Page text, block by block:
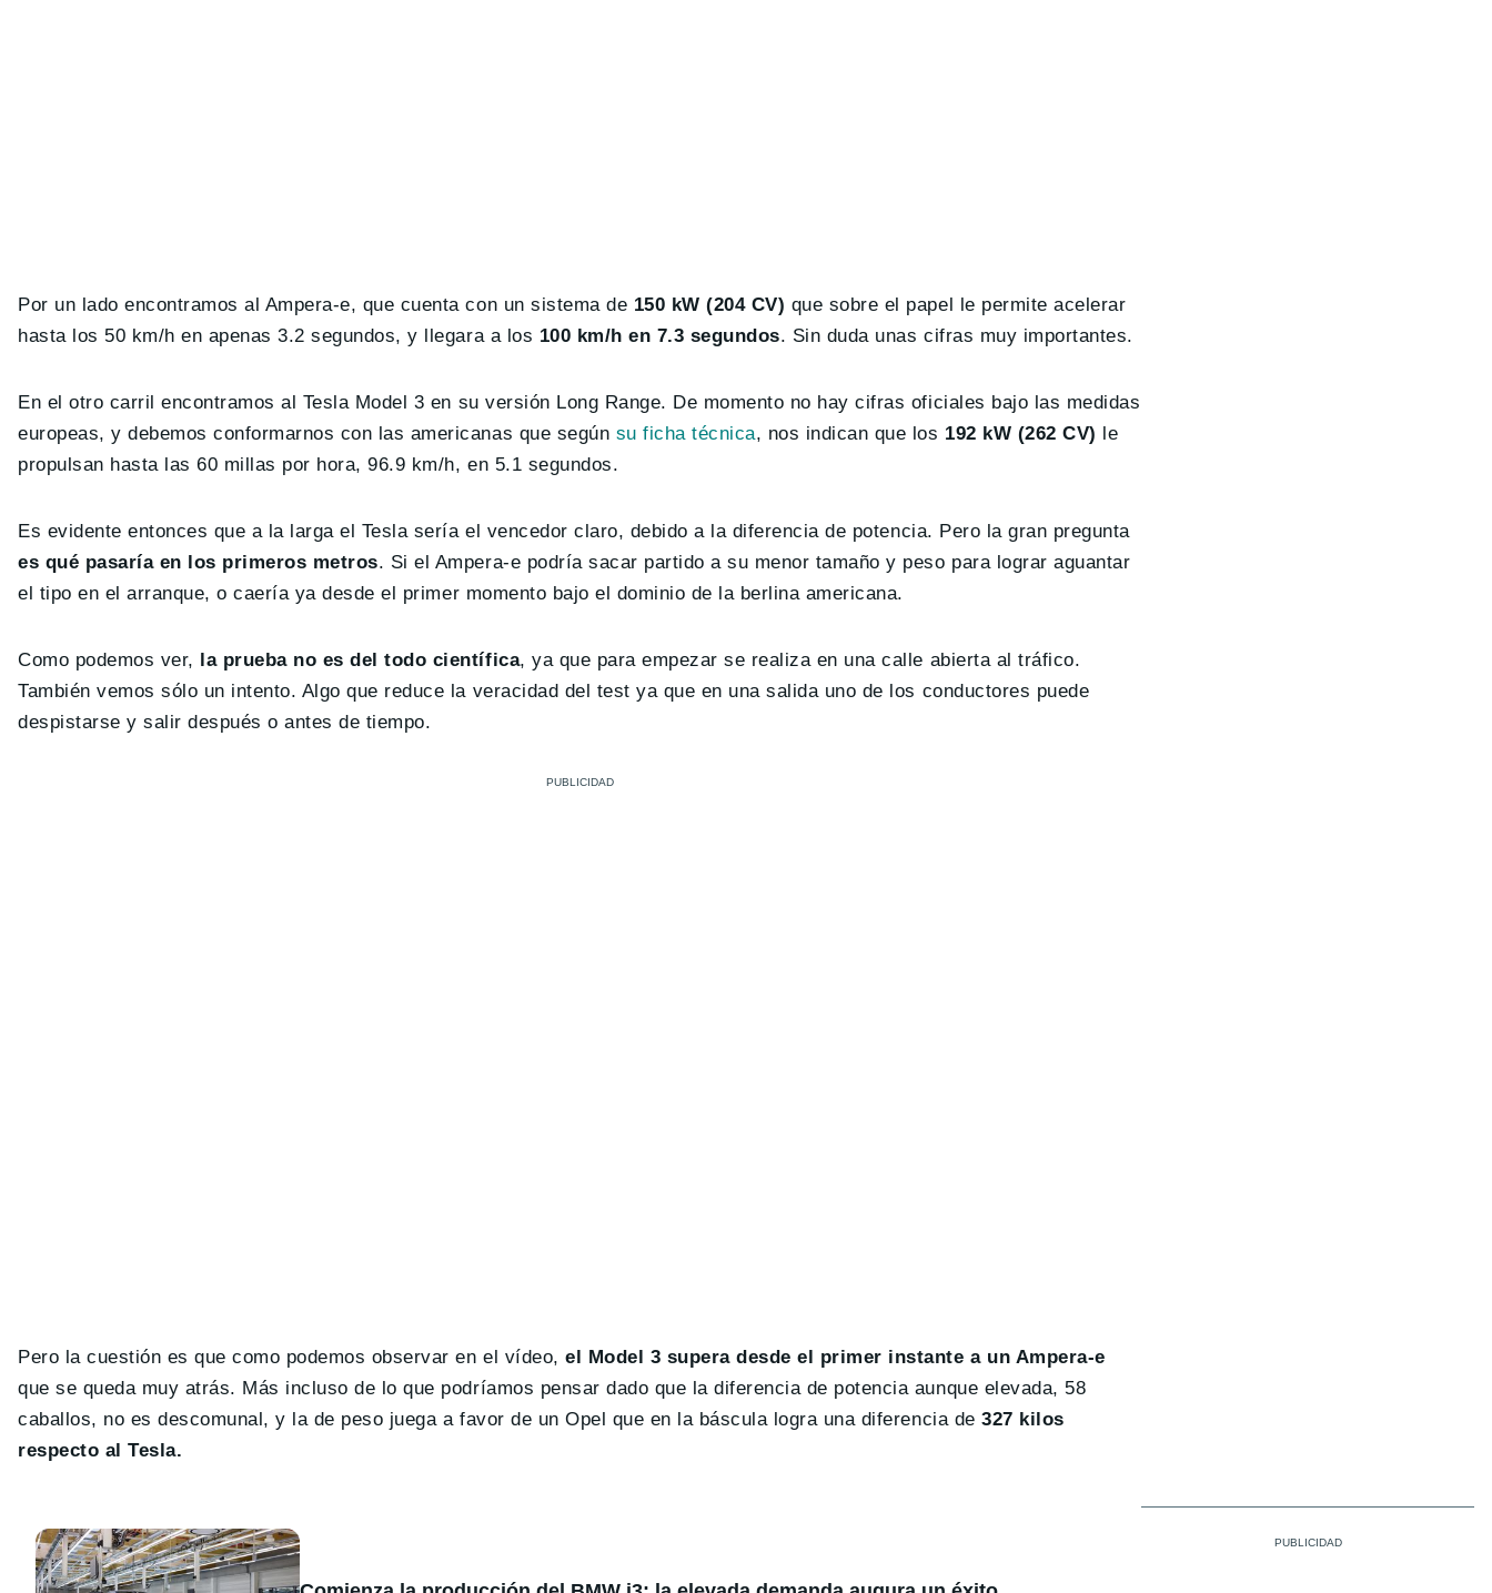
Por un lado encontramos al Ampera-e, que cuenta con un sistema de 150 kW (204 CV) que sobre el papel le permite acelerar
hasta los 50 km/h en apenas 3.2 segundos, y llegara a los 100 km/h en 7.3 segundos. Sin duda unas cifras muy importantes.
En el otro carril encontramos al Tesla Model 3 en su versión Long Range. De momento no hay cifras oficiales bajo las medidas
europeas, y debemos conformarnos con las americanas que según su ficha técnica, nos indican que los 192 kW (262 CV) le
propulsan hasta las 60 millas por hora, 96.9 km/h, en 5.1 segundos.
Es evidente entonces que a la larga el Tesla sería el vencedor claro, debido a la diferencia de potencia. Pero la gran pregunta
es qué pasaría en los primeros metros. Si el Ampera-e podría sacar partido a su menor tamaño y peso para lograr aguantar
el tipo en el arranque, o caería ya desde el primer momento bajo el dominio de la berlina americana.
Como podemos ver, la prueba no es del todo científica, ya que para empezar se realiza en una calle abierta al tráfico.
También vemos sólo un intento. Algo que reduce la veracidad del test ya que en una salida uno de los conductores puede
despistarse y salir después o antes de tiempo.
Pero la cuestión es que como podemos observar en el vídeo,el Model 3 supera desde el primer instante a un Ampera-e
que se queda muy atrás. Más incluso de lo que podríamos pensar dado que la diferencia de potencia aunque elevada, 58
caballos, no es descomunal, y la de peso juega a favor de un Opel que en la báscula logra una diferencia de327 kilos
respecto al Tesla.